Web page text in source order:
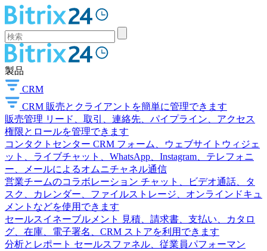
製品
CRM
CRM 販売とクライアントを簡単に管理できます
販売管理 リード、取引、連絡先、パイプライン、アクセス
権限とロールを管理できます
コンタクトセンター CRM フォーム、ウェブサイトウィジェ
ット、ライブチャット、WhatsApp、Instagram、テレフォニ
ー、メールによるオムニチャネル通信
営業チームのコラボレーション チャット、ビデオ通話、タ
スク、カレンダー、ファイルストレージ、オンラインドキュ
メントなどを使用できます
セールスイネーブルメント
見積、請求書、支払い、カタロ
グ、在庫、電子署名、CRM ストアを利用できます
分析とレポート セールスファネル、従業員パフォーマン